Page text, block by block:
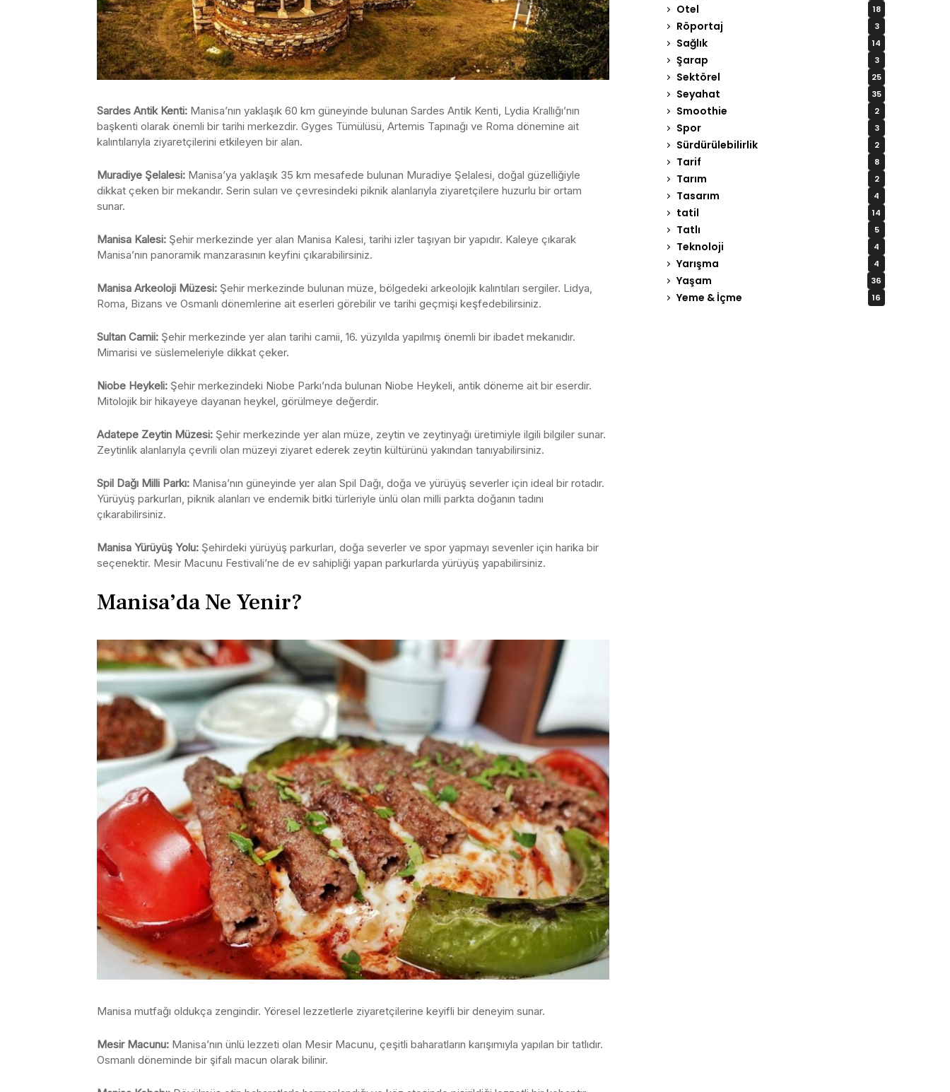
Sardes Antik Kenti: Manisa’nın yaklaşık 60 km güneyinde bulunan Sardes Antik Kenti, Lydia Krallığı’nın
başkenti olarak önemli bir tarihi merkezdir. Gyges Tümülüsü, Artemis Tapınağı ve Roma dönemine ait
kalıntılarıyla ziyaretçilerini etkileyen bir alan.
Muradiye Şelalesi: Manisa’ya yaklaşık 35 km mesafede bulunan Muradiye Şelalesi, doğal güzelliğiyle
dikkat çeken bir mekandır. Serin suları ve çevresindeki piknik alanlarıyla ziyaretçilere huzurlu bir ortam
sunar.
Manisa Kalesi: Şehir merkezinde yer alan Manisa Kalesi, tarihi izler taşıyan bir yapıdır. Kaleye çıkarak
Manisa’nın panoramik manzarasının keyfini çıkarabilirsiniz.
Manisa Arkeoloji Müzesi: Şehir merkezinde bulunan müze, bölgedeki arkeolojik kalıntıları sergiler. Lidya,
Roma, Bizans ve Osmanlı dönemlerine ait eserleri görebilir ve tarihi geçmişi keşfedebilirsiniz.
Sultan Camii: Şehir merkezinde yer alan tarihi camii, 16. yüzyılda yapılmış önemli bir ibadet mekanıdır.
Mimarisi ve süslemeleriyle dikkat çeker.
Niobe Heykeli: Şehir merkezindeki Niobe Parkı’nda bulunan Niobe Heykeli, antik döneme ait bir eserdir.
Mitolojik bir hikayeye dayanan heykel, görülmeye değerdir.
Adatepe Zeytin Müzesi: Şehir merkezinde yer alan müze, zeytin ve zeytinyağı üretimiyle ilgili bilgiler sunar.
Zeytinlik alanlarıyla çevrili olan müzeyi ziyaret ederek zeytin kültürünü yakından tanıyabilirsiniz.
Spil Dağı Milli Parkı: Manisa’nın güneyinde yer alan Spil Dağı, doğa ve yürüyüş severler için ideal bir rotadır.
Yürüyüş parkurları, piknik alanları ve endemik bitki türleriyle ünlü olan milli parkta doğanın tadını
çıkarabilirsiniz.
Manisa Yürüyüş Yolu: Şehirdeki yürüyüş parkurları, doğa severler ve spor yapmayı sevenler için harika bir
seçenektir. Mesir Macunu Festivali’ne de ev sahipliği yapan parkurlarda yürüyüş yapabilirsiniz.
Manisa’da Ne Yenir?
Manisa mutfağı oldukça zengindir. Yöresel lezzetlerle ziyaretçilerine keyifli bir deneyim sunar.
Mesir Macunu: Manisa’nın ünlü lezzeti olan Mesir Macunu, çeşitli baharatların karışımıyla yapılan bir tatlıdır.
Osmanlı döneminde bir şifalı macun olarak bilinir.
Otel 18
Röportaj 3
Sağlık 14
Şarap 3
Sektörel 25
Seyahat 35
Smoothie 2
Spor 3
Sürdürülebilirlik 2
Tarif 8
Tarım 2
Tasarım 4
tatil 14
Tatlı 5
Teknoloji 4
Yarışma 4
Yaşam 36
Yeme & İçme 16